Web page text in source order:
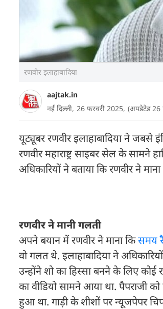
रणवीर इलाहाबादिया
aajtak.in
नई दिल्ली, 26 फरवरी 2025, (अपडेटेड 26
यूट्यूबर रणवीर इलाहाबादिया ने जबसे
रणवीर महाराष्ट्र साइबर सेल के सामने
अधिकारियों ने बताया कि रणवीर ने
रणवीर ने मानी गलती
अपने बयान में रणवीर ने माना किसमय
वो गलत थे. इलाहाबादिया ने
उन्होंने शो का हिस्सा बनने के लिए
का वीडियो सामने आया था. पैपराजी
हुआ था. गाड़ी के शीशों पर न्यूजपेपर